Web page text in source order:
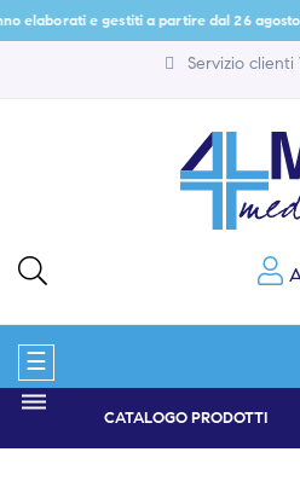
e gestiti a partire dal 26 agosto.
Servizio
navigazione
Toggle
☰
CATALOGO PRODOTTI